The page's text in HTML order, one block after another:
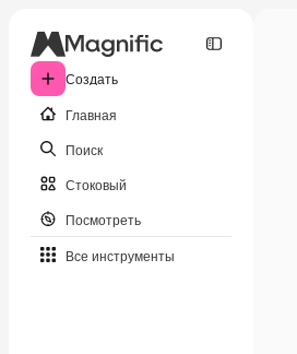
Создать
Главная
Поиск
Стоковый
Посмотреть
Все инструменты